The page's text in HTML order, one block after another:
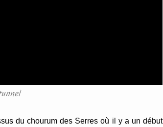
du chourum des Serres où il y a un début